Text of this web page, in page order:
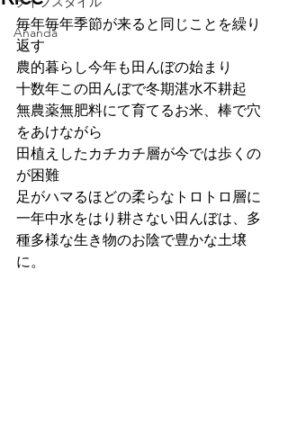
Ananda
毎年毎年季節が来ると同じことを繰り
返す
農的暮らし今年も田んぼの始まり
十数年この田んぼで冬期湛水不耕起
無農薬無肥料にて育てるお米、棒で穴
をあけながら
田植えしたカチカチ層が今では歩くの
が困難
足がハマるほどの柔らなトロトロ層に
一年中水をはり耕さない田んぼは、多
種多様な生き物のお陰で豊かな土壌
に。